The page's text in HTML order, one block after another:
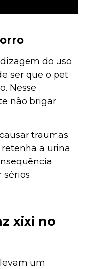
do uso
ser que o pet
Nesse
não brigar
traumas
a urina
sérios
xixi no
um